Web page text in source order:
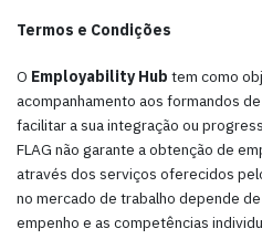
Termos e Condições
O Employability Hub tem como
acompanhamento aos formandos de
facilitar a sua integração ou
FLAG não garante a obtenção de
através dos serviços oferecidos
no mercado de trabalho depende
empenho e as competências